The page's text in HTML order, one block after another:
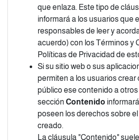
que enlaza. Este tipo de
informará a los usuarios que
responsables de leer y
acuerdo) con los Términos y
Políticas de Privacidad de
Si su sitio web o sus
permiten a los usuarios
público ese contenido a
sección Contenido
poseen los derechos sobre
creado.
La cláusula "Contenido"